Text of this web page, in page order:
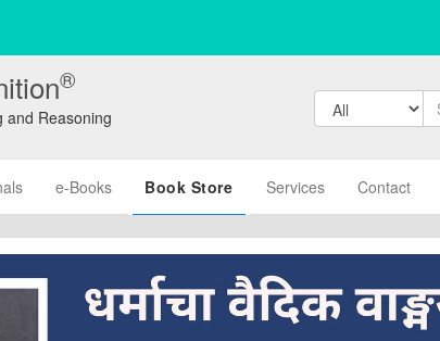
®
and Reasoning
e-Books Book Store Services Contact